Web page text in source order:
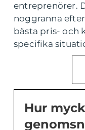
entreprenörer.
noggranna
bästa pris- och
specifika
Hur